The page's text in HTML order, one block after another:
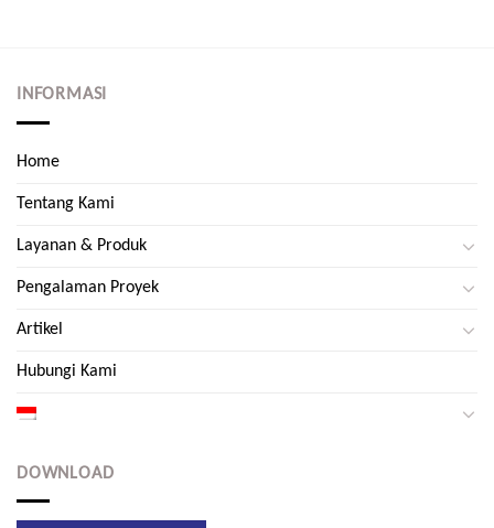
INFORMASI
Home
Tentang Kami
Layanan & Produk
Pengalaman Proyek
Artikel
Hubungi Kami
DOWNLOAD